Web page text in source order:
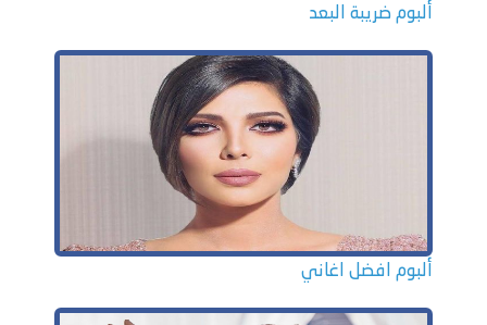
ألبوم ضريبة البعد
ألبوم افضل اغاني